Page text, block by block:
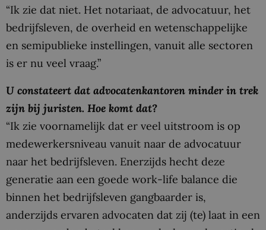
“Ik zie dat niet. Het notariaat, de advocatuur, het
bedrijfsleven, de overheid en wetenschappelijke
en semipublieke instellingen, vanuit alle sectoren
is er nu veel vraag.”
U constateert dat advocatenkantoren minder in trek
zijn bij juristen. Hoe komt dat?
“Ik zie voornamelijk dat er veel uitstroom is op
medewerkersniveau vanuit naar de advocatuur
naar het bedrijfsleven. Enerzijds hecht deze
generatie aan een goede work-life balance die
binnen het bedrijfsleven gangbaarder is,
anderzijds ervaren advocaten dat zij (te) laat in een